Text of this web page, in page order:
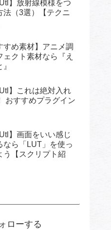
】放射線模様をつ
法（3選）【テクニ
すめ素材】アニメ調
ェクト素材なら『え
】これは絶対入れ
おすすめプラグイン
】画面をいい感じ
なら「LUT」を使っ
う【スクリプト紹
ローする